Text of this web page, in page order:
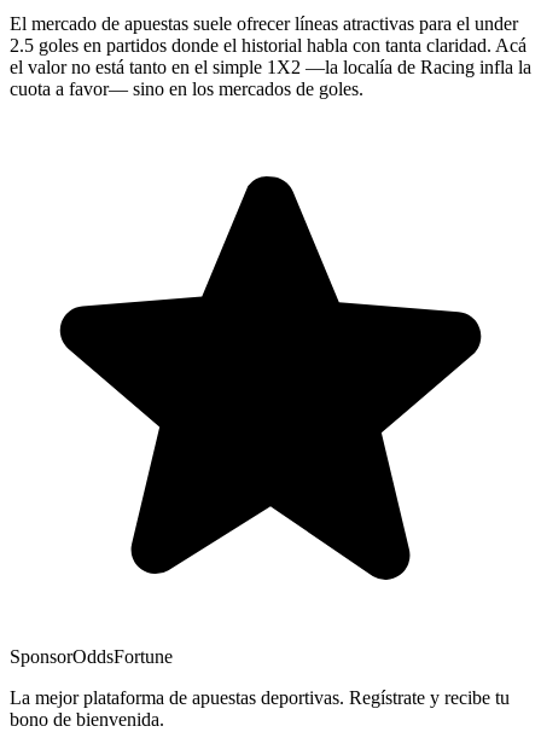
El mercado de apuestas suele ofrecer líneas atractivas para el under
2.5 goles en partidos donde el historial habla con tanta claridad. Acá
el valor no está tanto en el simple 1X2 —la localía de Racing infla la
cuota a favor— sino en los mercados de goles.
SponsorOddsFortune
La mejor plataforma de apuestas deportivas. Regístrate y recibe tu
bono de bienvenida.